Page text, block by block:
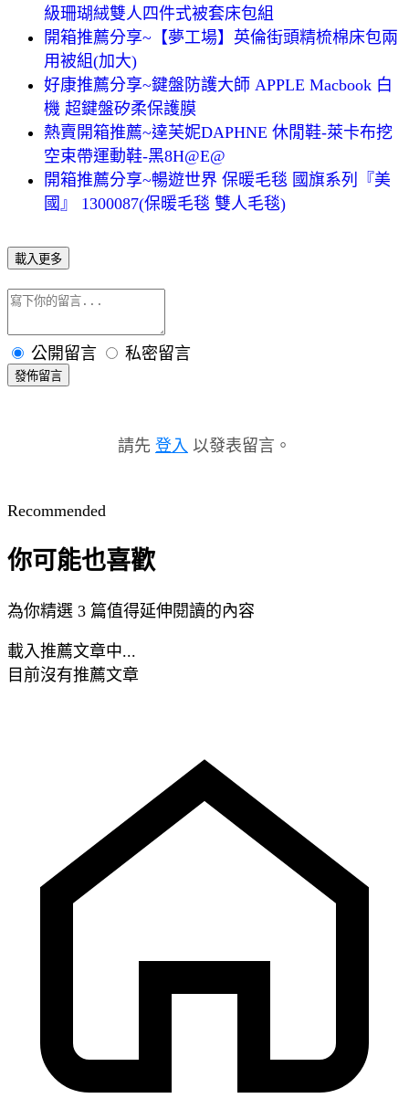
級珊瑚絨雙人四件式被套床包組
開箱推薦分享~【夢工場】英倫街頭精梳棉床包兩
用被組(加大)
好康推薦分享~鍵盤防護大師 APPLE Macbook 白
機 超鍵盤矽柔保護膜
熱賣開箱推薦~達芙妮DAPHNE 休閒鞋-萊卡布挖
空束帶運動鞋-黑8H@E@
開箱推薦分享~暢遊世界 保暖毛毯 國旗系列『美
國』 1300087(保暖毛毯 雙人毛毯)
載入更多
公開留言 私密留言
發佈留言
請先 登入 以發表留言。
Recommended
你可能也喜歡
為你精選 3 篇值得延伸閱讀的內容
載入推薦文章中...
目前沒有推薦文章